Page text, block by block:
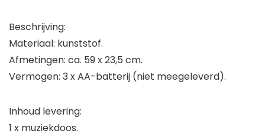
Beschrijving:
Materiaal: kunststof.
Afmetingen: ca. 59 x 23,5 cm.
Vermogen: 3 x AA-batterij (niet meegeleverd).
Inhoud levering:
1 x muziekdoos.